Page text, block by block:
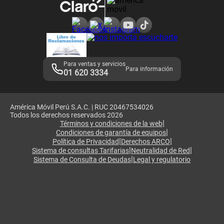
Adquirientes iPhone 6, 6S y SE
Mensaje de Seguridad
Términos y Condiciones de Tienda Claro
Libro de Reclamaciones
Legales de marketplace
Para ventas y servicios
01 620 3334 Para información
América Móvil Perú S.A.C. | RUC 20467534026
Todos los derechos reservados 2026
Términos y condiciones de la web|
Condiciones de garantía de equipos|
Política de Privacidad|Derechos ARCO|
Sistema de consultas Tarifarias|Neutralidad de Red|
Sistema de Consulta de Deudas|Legal y regulatorio